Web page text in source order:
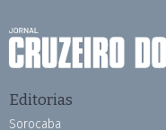
Editorias
Sorocaba